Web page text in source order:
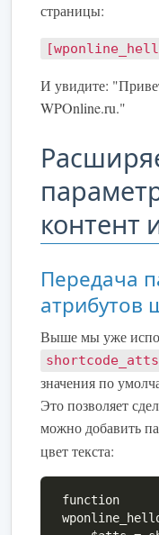
страницы:
И увидите:
WPOnline.ru."
контент
Передача
атрибутов
Выше мы уже
shortcode_atts
значения по
Это позволяет
можно добавить
цвет текста:
function